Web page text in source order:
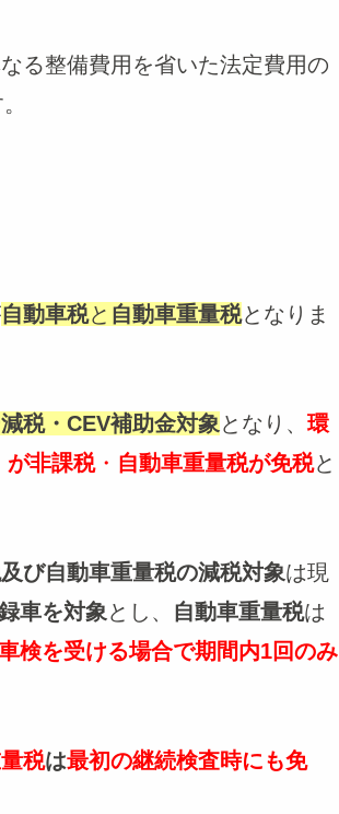
る整備費用を省いた法定費用の
自動車税と 自動車重量税となりま
税・CEV補助金対象 となり、 環
が非課税・ 自動車重量税が免税と
び自動車重量税の減税対象は現
車を対象とし、 自動車重量税は
検を受ける場合で期間内1回のみ
税は最初の継続検査時にも免